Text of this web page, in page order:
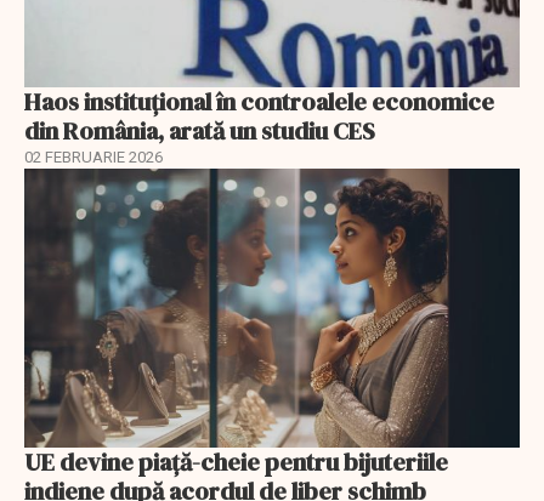
Haos instituțional în controalele economice
din România, arată un studiu CES
02 FEBRUARIE 2026
UE devine piață-cheie pentru bijuteriile
indiene după acordul de liber schimb